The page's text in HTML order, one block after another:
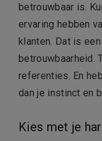
betrouwbaar is.
ervaring hebben
klanten. Dat is
betrouwbaarheid.
referenties. En
dan je instinct en
Kies met je